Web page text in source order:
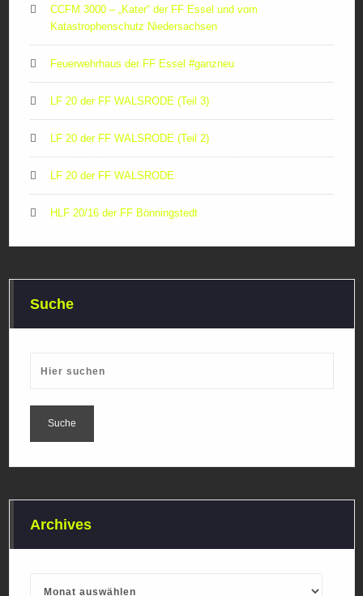
CCFM 3000 – „Kater“ der FF Essel und vom
Katastrophenschutz Niedersachsen
Feuerwehrhaus der FF Essel #ganzneu
LF 20 der FF WALSRODE (Teil 3)
LF 20 der FF WALSRODE (Teil 2)
LF 20 der FF WALSRODE
HLF 20/16 der FF Bönningstedt
Suche
Archives